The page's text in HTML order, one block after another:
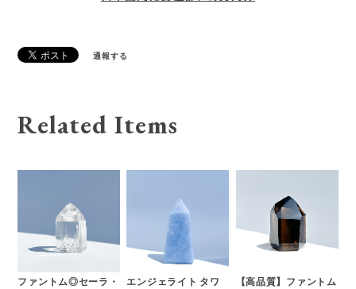
通報する
Related Items
ファントム◎セーラ・
エンジェライト タワ
【高品質】ファントム